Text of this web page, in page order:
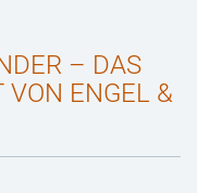
– DAS
VON ENGEL &